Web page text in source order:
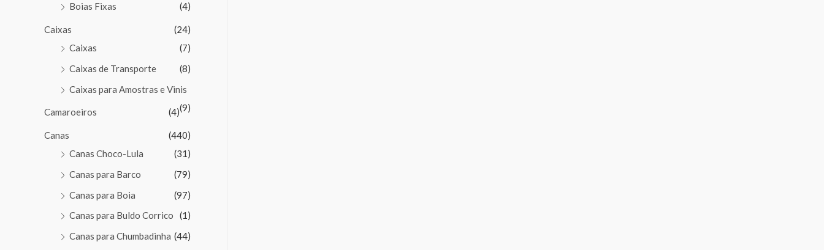
Boias Fixas
(4)
Caixas
(24)
Caixas
(7)
Caixas de Transporte
(8)
Caixas para Amostras e Vinis
(9)
Camaroeiros (4)
Canas
(440)
Canas Choco-Lula
(31)
Canas para Barco
(79)
Canas para Boia
(97)
Canas para Buldo Corrico
(1)
Canas para Chumbadinha (44)